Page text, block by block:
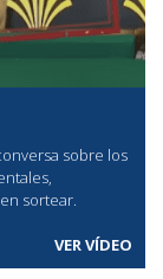
sobre los
sortear.
VER VÍDEO